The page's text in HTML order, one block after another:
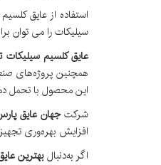
استفاده از عایق
سیلیکات را می توان
عایق کلسیم سیلیکات
همچنین پروژه‌های
این محصول با تحمل
شرکتجهان عایق
افزایش بهره‌وری
اگر به‌دنبالبهترین